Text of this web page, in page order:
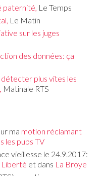
paternité, Le Temps
Le Matin
sur les juges
des données: ça
plus vites les
Matinale RTS
ma motion réclamant
les pubs TV
vieillesse le 24.9.2017:
Liberté et dans La Broye